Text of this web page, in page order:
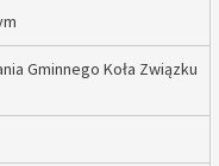
Gminnego Koła Związku